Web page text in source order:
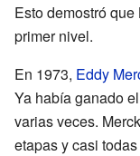
Esto demostró
primer nivel.
En 1973, Eddy
Ya había ganado
varias veces.
etapas y casi